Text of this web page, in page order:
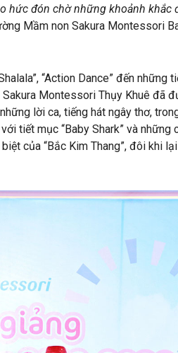
hức đón chờ những khoảnh khắc
Mầm non Sakura Montessori
“Action Dance” đến những
Montessori Thụy Khuê đã
lời ca, tiếng hát ngây thơ,
tiết mục “Baby Shark” và những
của “Bắc Kim Thang”, đôi khi